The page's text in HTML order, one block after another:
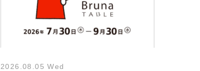
2026.08.05 Wed